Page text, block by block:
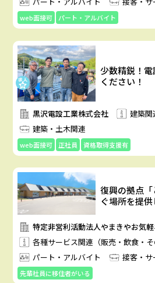
web面接可 パート・アルバイト
少数精鋭！
ください！
黒沢電設工業株式会社 建築関
建築・土木関連
web面接可 正社員 資格取得支援有
復興の拠点
ぐ場所を提
特定非営利活動法人やまきやお気
各種サービス関連（販売・飲食・そ
パート・アルバイト
接客・サ
先輩社員に移住者がいる